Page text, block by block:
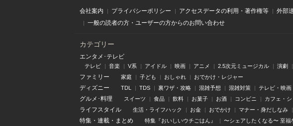
会社案内 プライバシーポリシー アクセスデータの利用・著作権等 外部
一般の読者の方・ユーザーの方からのお問い合わせ
カテゴリー
エンタメ･テレビ
テレビ 音楽 V系 アイドル 映画 アニメ 2.5次元ミュージカル 演劇
ファミリー 家庭 子ども おしゃれ おでかけ・レジャー
ディズニー TDL TDS 裏ワザ・攻略 混雑予想 混雑対策 テレビ・映画
グルメ･料理 スイーツ 食品 飲料 お菓子 お酒 コンビニ カフェ・
ライフスタイル 生活・ライフハック お金 おでかけ マナー・身だしなみ
特集 ・ 連載 ・ まとめ 特集『おいしいウチごはん』 〜シェアしたくなる〜 至福